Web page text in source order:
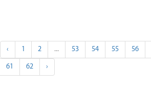
‹ 1 2 ... 53 54 55 56
61 62 ›